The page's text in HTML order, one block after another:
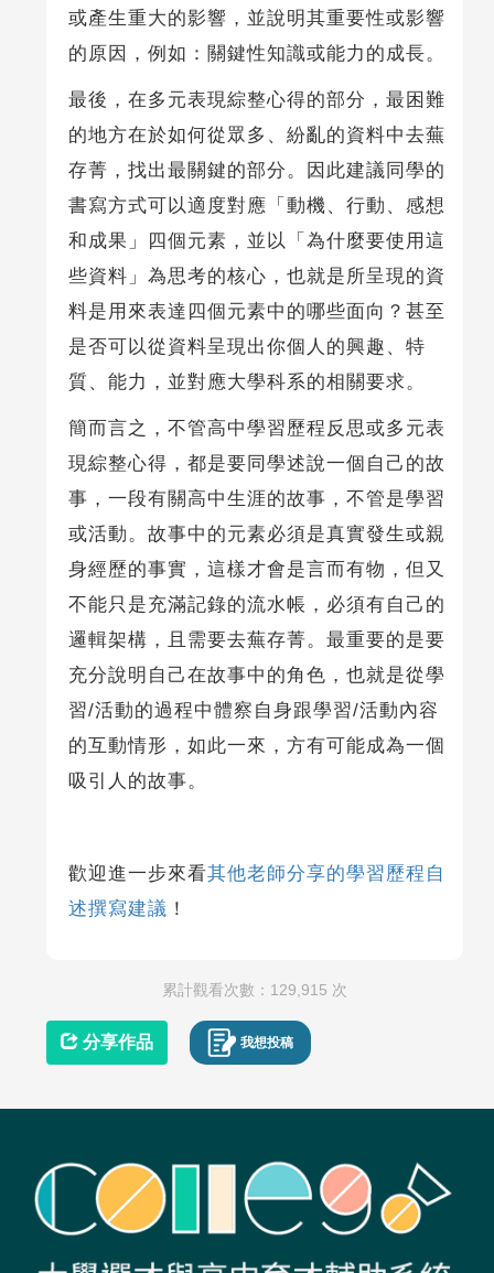
或產生重大的影響，並說明其重要性或影響
的原因，例如：關鍵性知識或能力的成長。
最後，在多元表現綜整心得的部分，最困難
的地方在於如何從眾多、紛亂的資料中去蕪
存菁，找出最關鍵的部分。因此建議同學的
書寫方式可以適度對應「動機、行動、感想
和成果」四個元素，並以「為什麼要使用這
些資料」為思考的核心，也就是所呈現的資
料是用來表達四個元素中的哪些面向？甚至
是否可以從資料呈現出你個人的興趣、特
質、能力，並對應大學科系的相關要求。
簡而言之，不管高中學習歷程反思或多元表
現綜整心得，都是要同學述說一個自己的故
事，一段有關高中生涯的故事，不管是學習
或活動。故事中的元素必須是真實發生或親
身經歷的事實，這樣才會是言而有物，但又
不能只是充滿記錄的流水帳，必須有自己的
邏輯架構，且需要去蕪存菁。最重要的是要
充分說明自己在故事中的角色，也就是從學
習/活動的過程中體察自身跟學習/活動內容
的互動情形，如此一來，方有可能成為一個
吸引人的故事。
歡迎進一步來看其他老師分享的學習歷程自
述撰寫建議 ！
累計觀看次數：129,915 次
分享作品 我想投稿